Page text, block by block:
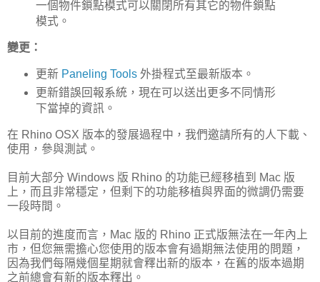
一個物件鎖點模式可以關閉所有其它的物件鎖點
模式。
變更：
更新 Paneling Tools外掛程式至最新版本。
更新錯誤回報系統，現在可以送出更多不同情形
下當掉的資訊。
在 Rhino OSX 版本的發展過程中，我們邀請所有的人下載、
使用，參與測試。
目前大部分 Windows 版 Rhino 的功能已經移植到 Mac 版
上，而且非常穩定，但剩下的功能移植與界面的微調仍需要
一段時間。
以目前的進度而言，Mac 版的 Rhino 正式版無法在一年內上
市，但您無需擔心您使用的版本會有過期無法使用的問題，
因為我們每隔幾個星期就會釋出新的版本，在舊的版本過期
之前總會有新的版本釋出。